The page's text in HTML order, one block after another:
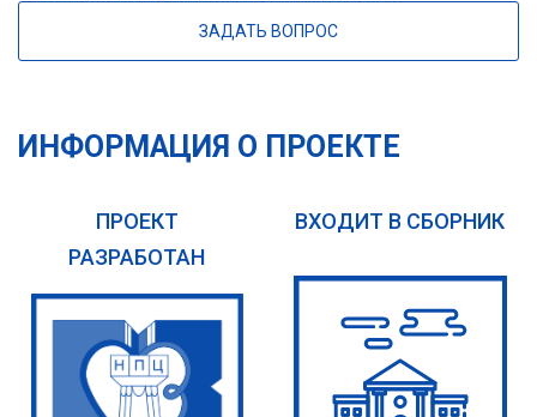
ЗАДАТЬ ВОПРОС
ИНФОРМАЦИЯ О ПРОЕКТЕ
ПРОЕКТ
РАЗРАБОТАН
ВХОДИТ В СБОРНИК